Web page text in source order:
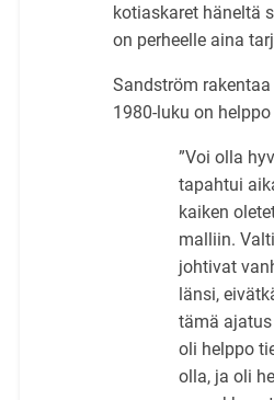
kotiaskaret häneltä
on perheelle aina
Sandström
1980-luku on
”Voi olla
tapahtui
kaiken
malliin.
johtivat
länsi,
tämä
oli helppo
olla, ja oli